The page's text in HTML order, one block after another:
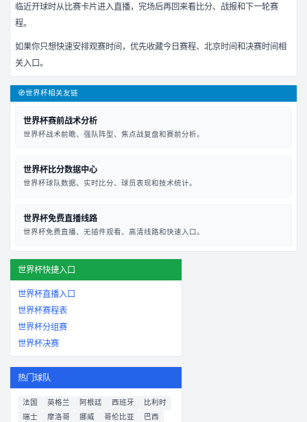
临近开球时从比赛卡片进入直播，完场后再回来看比分、战报和下一轮赛
程。
如果你只想快速安排观赛时间，优先收藏今日赛程、北京时间和决赛时间相
关入口。
🧭世界杯相关友链
世界杯赛前战术分析
世界杯战术前瞻、强队阵型、焦点战复盘和赛前分析。
世界杯比分数据中心
世界杯球队数据、实时比分、球员表现和技术统计。
世界杯免费直播线路
世界杯免费直播、无插件观看、高清线路和快速入口。
世界杯快捷入口
世界杯直播入口
世界杯赛程表
世界杯分组赛
世界杯决赛
热门球队
法国 英格兰 阿根廷 西班牙
比利时
瑞士
摩洛哥 挪威 哥伦比亚 巴西